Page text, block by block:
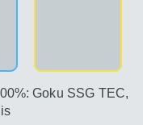
Goku SSG TEC,